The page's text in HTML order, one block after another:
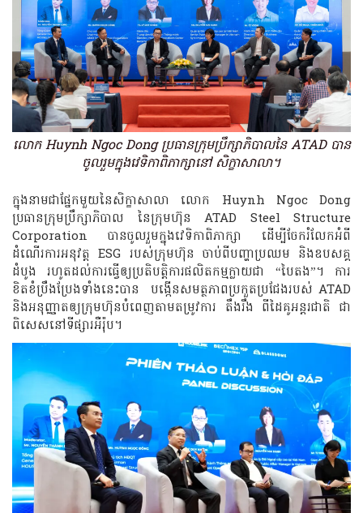
លោក Huynh Ngoc Dong ប្រធានក្រុមប្រឹក្សាភិបាលនៃ ATAD បាន
ចូលរួមក្នុងវេទិកាពិភាក្សានៅ សិក្ខាសាលា។
ក្នុងនាមជាផ្នែកមួយនៃសិក្ខាសាលា លោក Huynh Ngoc Dong
ប្រធានក្រុមប្រឹក្សាភិបាល នៃក្រុមហ៊ុន ATAD Steel Structure
Corporation បានចូលរួមក្នុងវេទិកាពិភាក្សា ដើម្បីចែករំលែកអំពី
ដំណើរការអនុវត្ត ESG របស់ក្រុមហ៊ុន ចាប់ពីបញ្ហាប្រឈម និងឧបសគ្គ
ដំបូង រហូតដល់ការធ្វើឲ្យប្រតិបត្តិការផលិតកម្មក្លាយជា “បៃតង”។ ការ
ខិតខំប្រឹងប្រែងទាំងនេះបាន បង្កើនសមត្ថភាពប្រកួតប្រជែងរបស់ ATAD
និងអនុញ្ញាតឲ្យក្រុមហ៊ុនបំពេញតាមតម្រូវការ តឹងរឹង ពីដៃគូអន្តរជាតិ ជា
ពិសេសនៅទីផ្សារអឺរ៉ុប។